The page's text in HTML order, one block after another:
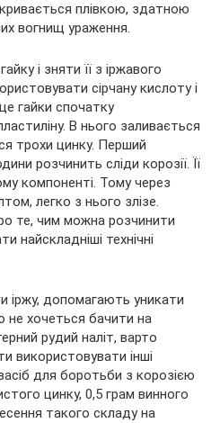
плівкою, здатною
вогнищ ураження.
і зняти її з іржавого
сірчану кислоту і
гайки спочатку
В нього заливається
трохи цинку. Перший
розчинить сліди корозії. Її
компоненті. Тому через
легко з нього злізе.
те, чим можна розчинити
найскладніші технічні
іржу, допомагають уникати
не хочеться бачити на
рудий наліт, варто
використовувати інші
для боротьби з корозією
цинку, 0,5 грам винного
такого складу на